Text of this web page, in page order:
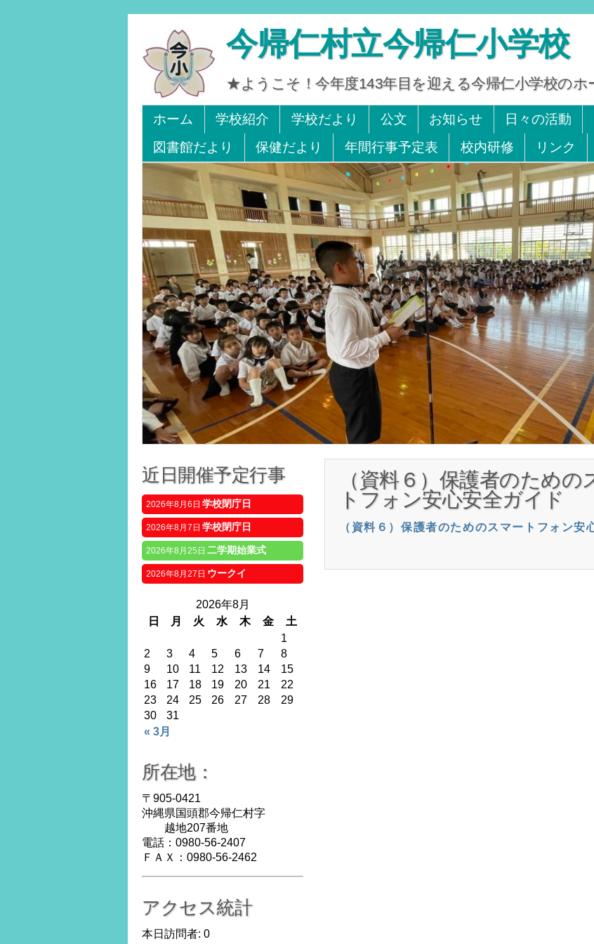
今帰仁村立今帰仁小学校
★ようこそ！今年度143年目を迎える今帰仁小学校の
Tel 0980-56-2405. Fax 0980-56-2242
ホーム 学校紹介 学校だより 公文 お知らせ 日々の活動
図書館だより
保健だより 年間行事予定表 校内研修 リンク
（資料６）保護者のための
トフォン安心安全ガイド
（資料６）保護者のためのスマートフォン安
近日開催予定行事
2026年8月6日 学校閉庁日
2026年8月7日 学校閉庁日
2026年8月25日 二学期始業式
2026年8月27日 ウークイ
2026年8月
日
月 火 水 木 金 土
« 3月
1
2
3 4 5 6 7
8
9
10 11 12 13 14
15
16
17 18 19 20 21
22
23
24 25 26 27 28
29
30
31
所在地：
〒905-0421
沖縄県国頭郡今帰仁村字
越地207番地
電話：0980-56-2407
ＦＡＸ：0980-56-2462
アクセス統計
本日訪問者: 0